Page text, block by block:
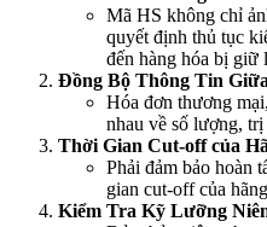
Mã HS không chỉ
quyết định thủ tục
đến hàng hóa bị giữ
Đồng Bộ Thông Tin
Hóa đơn thương
nhau về số lượng,
Thời Gian Cut-off của
Phải đảm bảo hoàn
gian cut-off của
Kiểm Tra Kỹ Lưỡng